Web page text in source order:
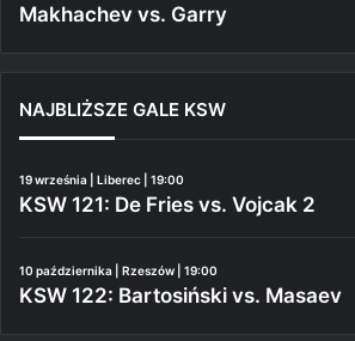
Makhachev vs. Garry
NAJBLIŻSZE GALE KSW
19 września | Liberec | 19:00
KSW 121: De Fries vs. Vojcak 2
10 października | Rzeszów | 19:00
KSW 122: Bartosiński vs. Masaev